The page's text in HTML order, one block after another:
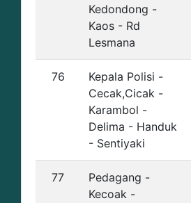
Kedondong -
Kaos - Rd
Lesmana
76
Kepala Polisi -
Cecak,Cicak -
Karambol -
Delima - Handuk
- Sentiyaki
77
Pedagang -
Kecoak -